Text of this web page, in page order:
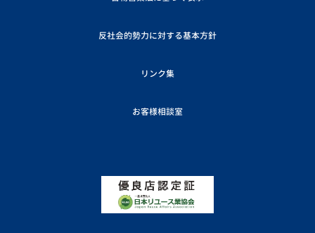
反社会的勢力に対する基本方針
リンク集
お客様相談室